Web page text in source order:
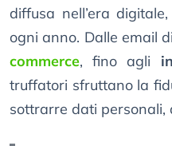
diffusa nell’era
ogni anno. Dalle email di
commerce, fino agli
truffatori sfruttano la
sottrarre dati personali,